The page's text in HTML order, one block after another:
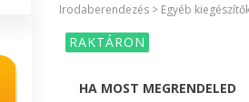
Irodaberendezés > Egyéb
RAKTÁRON
HA MOST MEGRENDELED